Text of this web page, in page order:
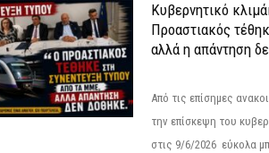
Κυβερνητικό
Προαστιακός
αλλά η απάντηση
Από τις επίσημες
την επίσκεψη του
στις 9/6/2026 εύκολα